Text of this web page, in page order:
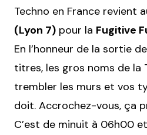
Techno en France revient
(Lyon 7) pour la Fugitive
En l’honneur de la sortie
titres, les gros noms de
trembler les murs et vos
doit. Accrochez-vous, ça
C’est de minuit à 06h00